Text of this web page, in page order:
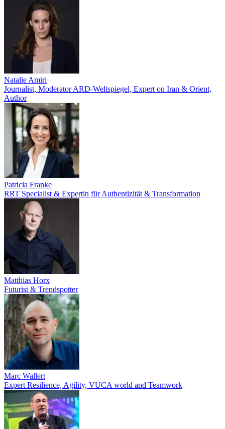
Natalie Amiri
Journalist, Moderator ARD-Weltspiegel, Expert on Iran & Orient,
Author
Patricia Franke
RRT Specialist & Expertin für Authentizität & Transformation
Matthias Horx
Futurist & Trendspotter
Marc Wallert
Expert Resilience, Agility, VUCA world and Teamwork